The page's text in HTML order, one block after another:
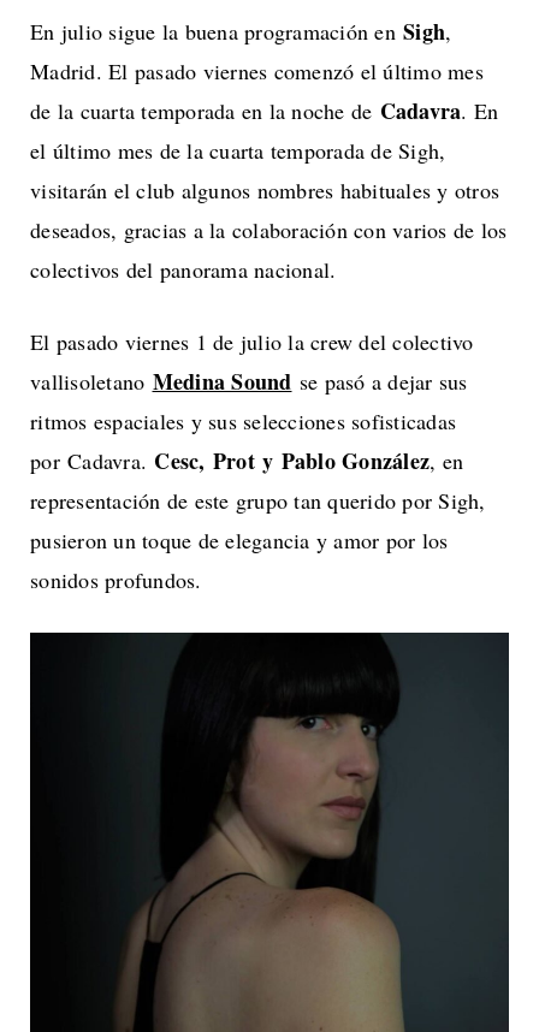
En julio sigue la buena programación en Sigh,
Madrid. El pasado viernes comenzó el último mes
de la cuarta temporada en la noche de Cadavra. En
el último mes de la cuarta temporada de Sigh,
visitarán el club algunos nombres habituales y otros
deseados, gracias a la colaboración con varios de los
colectivos del panorama nacional.
El pasado viernes 1 de julio la crew del colectivo
vallisoletano Medina Sound se pasó a dejar sus
ritmos espaciales y sus selecciones sofisticadas
por Cadavra. Cesc, Prot y Pablo González, en
representación de este grupo tan querido por Sigh,
pusieron un toque de elegancia y amor por los
sonidos profundos.